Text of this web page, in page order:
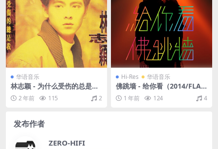
华语音乐
林志颖 - 为什么受伤的总是我
（1992/FLAC/分轨/252M）
2 年前 115 2
Hi-Res 华语音乐
佛跳墙 - 给你看（2014/FLA
C/分轨/464M）(24bit/48kH
z) 1 年前 124 4
发布作者
ZERO-HIFI